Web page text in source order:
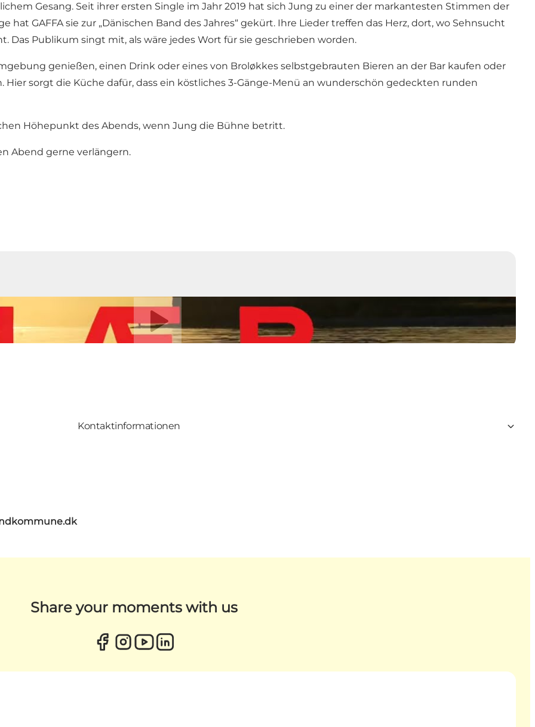
Gesang. Seit ihrer ersten Single im Jahr 2019 hat sich Jung zu einer der markantesten Stimmen der
hat GAFFA sie zur „Dänischen Band des Jahres“ gekürt. Ihre Lieder treffen das Herz, dort, wo Sehnsucht
Das Publikum singt mit, als wäre jedes Wort für sie geschrieben worden.
genießen, einen Drink oder eines von Broløkkes selbstgebrauten Bieren an der Bar kaufen oder
Hier sorgt die Küche dafür, dass ein köstliches 3-Gänge-Menü an wunderschön gedeckten runden
Höhepunkt des Abends, wenn Jung die Bühne betritt.
Abend gerne verlängern.
Video abspielen
Kontaktinformationen
Share your moments with us